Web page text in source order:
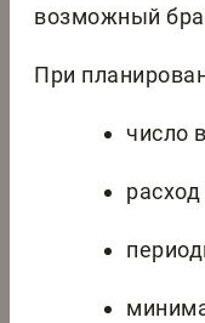
возможный
При
число